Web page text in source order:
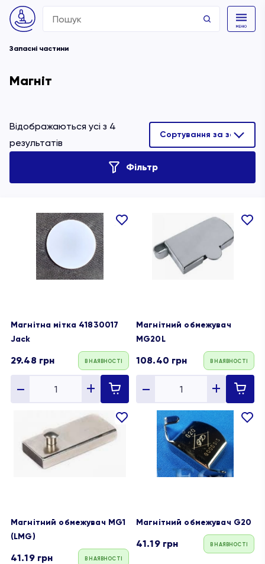
Search
for:
Запасні частини
Магніт
Відображаються усі з 4
результатів
Фільтр
В
Магнітна мітка 41830017
Jack
29.48 грн В НАЯВНОСТІ
В
обране
Магнітний обмежувач
MG20L
108.40 грн В НАЯВНОСТІ
В
обране
Магнітний обмежувач MG1
(LMG)
41.19 грн В НАЯВНОСТІ
В
обране
Магнітний обмежувач G20
41.19 грн В НАЯВНОСТІ